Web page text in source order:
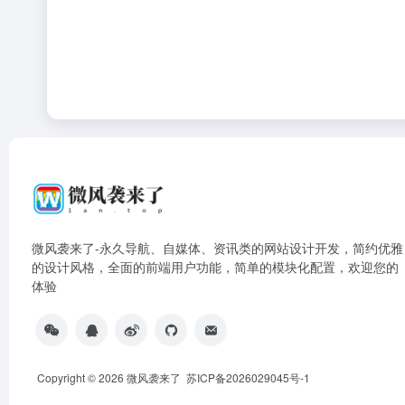
微风袭来了-永久导航、自媒体、资讯类的网站设计开发，简约优雅
的设计风格，全面的前端用户功能，简单的模块化配置，欢迎您的
体验
Copyright © 2026 微风袭来了 苏ICP备2026029045号-1